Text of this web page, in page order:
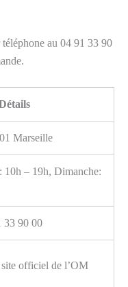
au 04 91 33 90
Marseille
10h – 19h, Dimanche:
33 90 00
officiel de l’OM